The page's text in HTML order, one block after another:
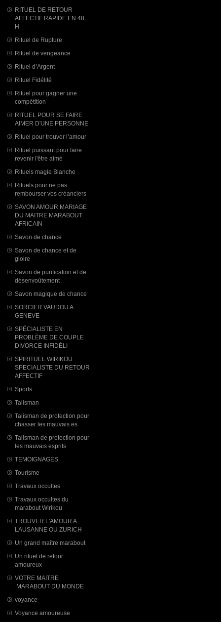
RITUEL DE RETOUR
AFFECTIF RAPIDE EN 48
H
Rituel de Rupture
Rituel de vengeance
Rituel d’Argent
Rituel Fidélité
Rituel pour gagner une
compétition
RITUEL POUR SE FAIRE
AIMER D'UNE PERSONNE
Rituel pour trouver l’amour
Rituel puissant pour faire
revenir l'être aimé
Rituels magie Blanche
Rituels pour ne pas
rembourser vos créanciers
SAVON AMOUR MARIAGE
DU MAITRE MARABOUT
AFRICAIN
Savon de chance
Savon de chance et de
gloire
Savon de purification et de
désenvoûtement
Savon magique de chance
SORCIER VAUDOU A
GENEVE
SPÉCIALISTE EN
PROBLÈME DE COUPLE
DIVORCE INFIDÉLI
SPIRITUEL WIRIKOU
SPECIALISTE DU RETOUR
AFFECTIF
Sports
Talisman
Talisman de protection pour
chasser les mauvais es
Talisman de protection pour
les mauvais esprits
TEMOIGNAGES
Tourisme
Travaux occultes
Travaux occultes du
marabout Wirikou
TROUVER L'AMOUR A
LAUSANNE OU ZURICH
Un grand maître marabout
Un rituel de retour
amoureux
VOTRE MAITRE
MARABOUT DU MONDE
voyance
Voyance amoureuse